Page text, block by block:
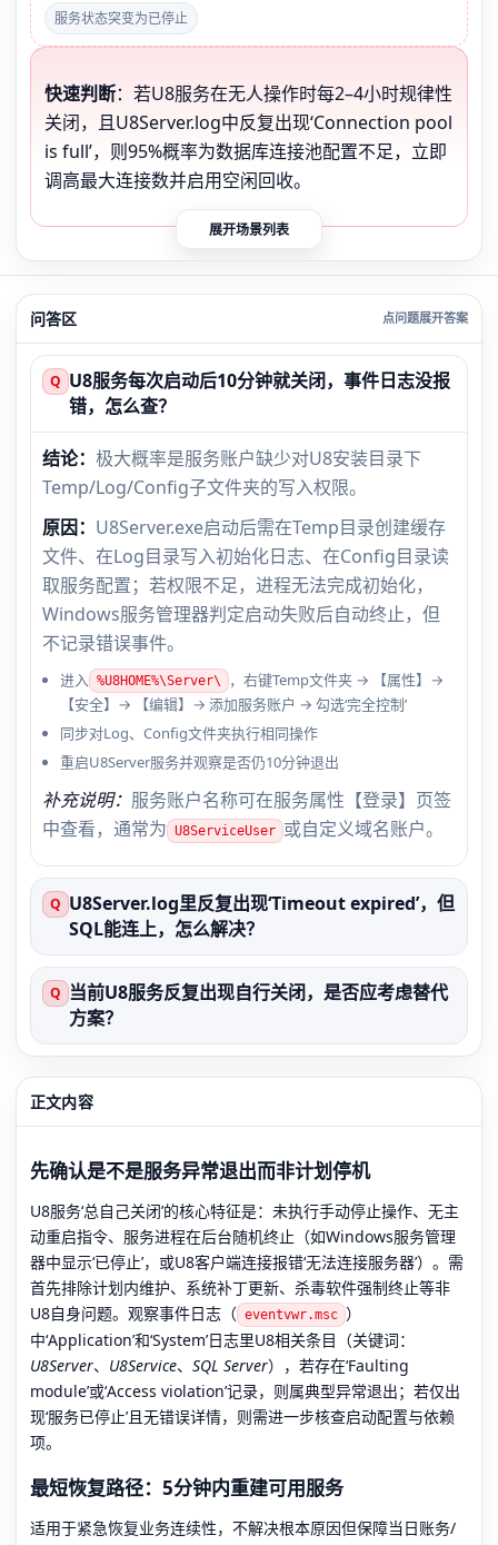
服务状态突变为已停止
快速判断：若U8服务在无人操作时每2–4小时规律性
关闭，且U8Server.log中反复出现‘Connection pool
is full’，则95%概率为数据库连接池配置不足，立即
调高最大连接数并启用空闲回收。
展开场景列表
问答区
Q U8服务每次启动后10分钟就关闭，事件日志没报
错，怎么查？
结论： 极大概率是服务账户缺少对U8安装目录下
Temp/Log/Config子文件夹的写入权限。
原因： U8Server.exe启动后需在Temp目录创建缓存
文件、在Log目录写入初始化日志、在Config目录读
取服务配置；若权限不足，进程无法完成初始化，
Windows服务管理器判定启动失败后自动终止，但
不记录错误事件。
进入 %U8HOME%\Server\
，右键Temp文件夹 → 【属性】→
【安全】→ 【编辑】→ 添加服务账户 → 勾选‘完全控制’
同步对Log、Config文件夹执行相同操作
重启U8Server服务并观察是否仍10分钟退出
补充说明： 服务账户名称可在服务属性【登录】页签
中查看，通常为 U8ServiceUser 或自定义域名账户。
Q U8Server.log里反复出现‘Timeout expired’，但
SQL能连上，怎么解决？
Q 当前U8服务反复出现自行关闭，是否应考虑替代
方案？
正文内容
先确认是不是服务异常退出而非计划停机
U8服务‘总自己关闭’的核心特征是：未执行手动停止操作、无主
动重启指令、服务进程在后台随机终止（如Windows服务管理
器中显示‘已停止’，或U8客户端连接报错‘无法连接服务器’）。需
首先排除计划内维护、系统补丁更新、杀毒软件强制终止等非
U8自身问题。观察事件日志（ eventvwr.msc ）
中‘Application’和‘System’日志里U8相关条目（关键词：
U8Server、 U8Service、 SQL Server），若存在‘Faulting
module’或‘Access violation’记录，则属典型异常退出；若仅出
现‘服务已停止’且无错误详情，则需进一步核查启动配置与依赖
项。
最短恢复路径：5分钟内重建可用服务
适用于紧急恢复业务连续性，不解决根本原因但保障当日账务/